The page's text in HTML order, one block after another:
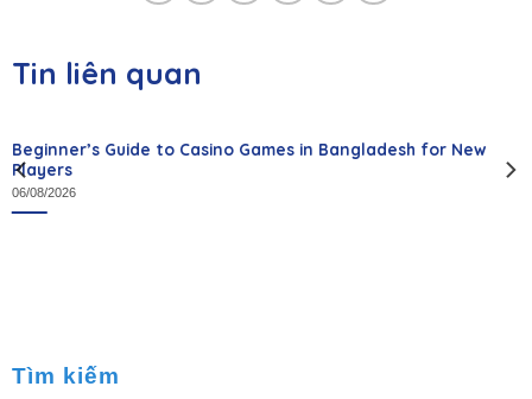
Tin liên quan
Beginner’s Guide to Casino Games in Bangladesh for New
Players
06/08/2026
Tìm kiếm